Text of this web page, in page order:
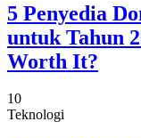
5 Penyedia
untuk Tahun
Worth It?
10
Teknologi